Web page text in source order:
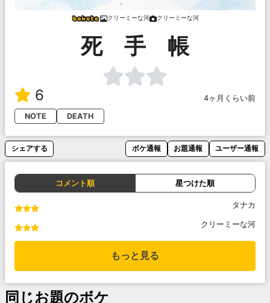
クリーミーな河 クリーミーな河
死 手 帳
6
4ヶ月くらい前
NOTE
DEATH
シェアする ボケ通報 お題通報 ユーザー通報
コメント順 星つけた順
タナカ
クリーミーな河
もっと見る
同じお題のボケ